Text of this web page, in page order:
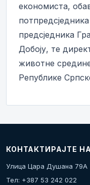
економиста,
предсједника
Добоју, те
животне
Републике
КОНТАКТИРАЈТЕ
Улица Цара Душана 79А
Тел: +387 53 242 022